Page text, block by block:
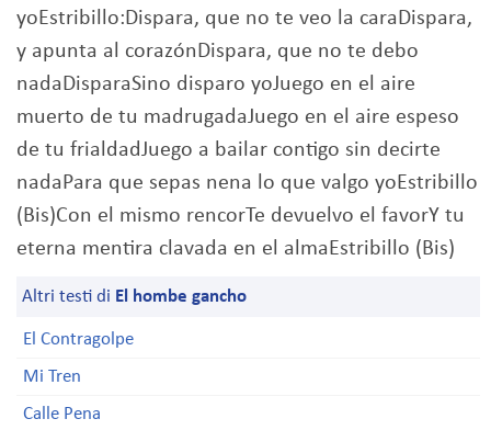
yoEstribillo:Dispara, que no te veo la caraDispara,
y apunta al corazónDispara, que no te debo
nadaDisparaSino disparo yoJuego en el aire
muerto de tu madrugadaJuego en el aire espeso
de tu frialdadJuego a bailar contigo sin decirte
nadaPara que sepas nena lo que valgo yoEstribillo
(Bis)Con el mismo rencorTe devuelvo el favorY tu
eterna mentira clavada en el almaEstribillo (Bis)
Altri testi di El hombe gancho
El Contragolpe
Mi Tren
Calle Pena